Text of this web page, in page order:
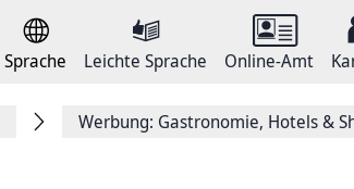
Sprache Leichte Sprache Online-Amt
Werbung: Gastronomie, Hotels &